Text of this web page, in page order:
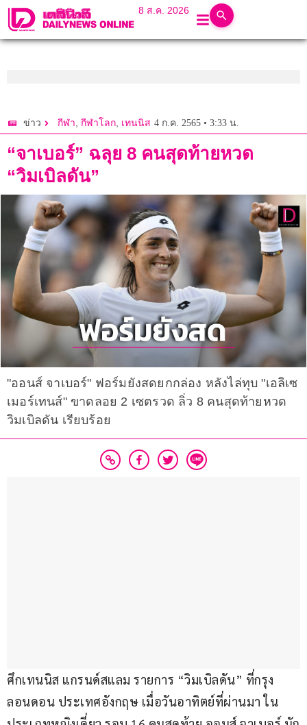
8 ส.ค. 2026
ข่าว กีฬา, กีฬาโลก, เทนนิส 4 ก.ค. 2565 • 3:33 น.
“จาเบอร์” ฉลุย 8 คนสุดท้ายหวด
“วิมเบิลดัน”
"ออนส์ จาเบอร์" ฟอร์มยังสดยกกล่อง หลังไล่ทุบ "เอลิเซ
เมอร์เทนส์" ขาดลอย 2 เซตรวด ลิ่ว 8 คนสุดท้ายหวด
วิมเบิลดัน เรียบร้อย
ศึกเทนนิส แกรนด์สแลม รายการ “วิมเบิลดัน” ที่กรุง
ลอนดอน ประเทศอังกฤษ เมื่อวันอาทิตย์ที่ผ่านมา ใน